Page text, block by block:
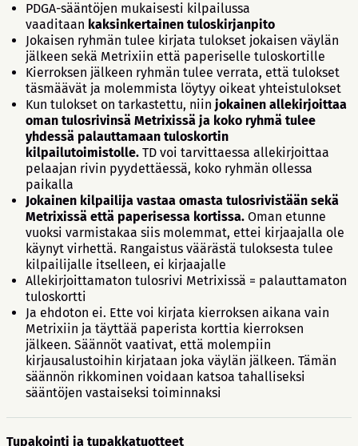
PDGA-sääntöjen mukaisesti kilpailussa
vaaditaan kaksinkertainen tuloskirjanpito
Jokaisen ryhmän tulee kirjata tulokset jokaisen väylän
jälkeen sekä Metrixiin että paperiselle tuloskortille
Kierroksen jälkeen ryhmän tulee verrata, että tulokset
täsmäävät ja molemmista löytyy oikeat yhteistulokset
Kun tulokset on tarkastettu, niin jokainen allekirjoittaa
oman tulosrivinsä Metrixissä ja koko ryhmä tulee
yhdessä palauttamaan tuloskortin
kilpailutoimistolle. TD voi tarvittaessa allekirjoittaa
pelaajan rivin pyydettäessä, koko ryhmän ollessa
paikalla
Jokainen kilpailija vastaa omasta tulosrivistään sekä
Metrixissä että paperisessa kortissa. Oman etunne
vuoksi varmistakaa siis molemmat, ettei kirjaajalla ole
käynyt virhettä. Rangaistus väärästä tuloksesta tulee
kilpailijalle itselleen, ei kirjaajalle
Allekirjoittamaton tulosrivi Metrixissä = palauttamaton
tuloskortti
Ja ehdoton ei. Ette voi kirjata kierroksen aikana vain
Metrixiin ja täyttää paperista korttia kierroksen
jälkeen. Säännöt vaativat, että molempiin
kirjausalustoihin kirjataan joka väylän jälkeen. Tämän
säännön rikkominen voidaan katsoa tahalliseksi
sääntöjen vastaiseksi toiminnaksi
Tupakointi ja tupakkatuotteet